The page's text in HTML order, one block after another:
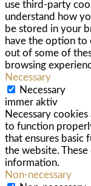
use third-party
understand how
be stored in your
have the option
out of some of
browsing
Necessary
Necessary
immer aktiv
Necessary
to function
that ensures basic
the website.
information.
Non-necessary